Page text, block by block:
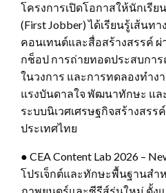
โครงการเปิดโอกาสให้นักเรี
(First Jobber) ได้เรียนรู้เส้นท
คอนเทนต์และสื่อสร้างสรรค์ ผ่
กช็อป การถ่ายทอดประสบกา
ในวงการ และการทดลองทำง
แรงบันดาลใจ พัฒนาทักษะ แล
ระบบนิเวศเศรษฐกิจสร้างสรร
ประเทศไทย
● CEA Content Lab 2026 –
โปรเจ็กต์และทักษะพื้นฐานสำ